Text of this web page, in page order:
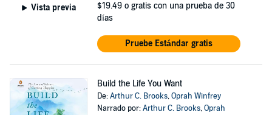
Vista previa $19.49 o gratis con una prueba de 30
días
Pruebe Estándar gratis
Build the Life You Want
De:Arthur C. Brooks,Oprah Winfrey
Narrado por:Arthur C. Brooks,Oprah